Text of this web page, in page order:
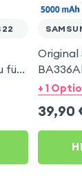
für
Original
Akku –
+ 1
39,90